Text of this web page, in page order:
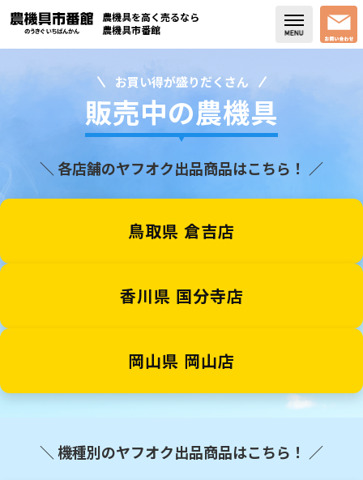
店舗紹介
買取実績
コラム・スタッフブログ
よく頂く質問
農機具を高く売るなら
農機具市番館
お買い得が盛りだくさん
販売中の農機具
＼ 各店舗のヤフオク出品商品はこちら！ ／
鳥取県 倉吉店
香川県 国分寺店
岡山県 岡山店
＼ 機種別のヤフオク出品商品はこちら！ ／